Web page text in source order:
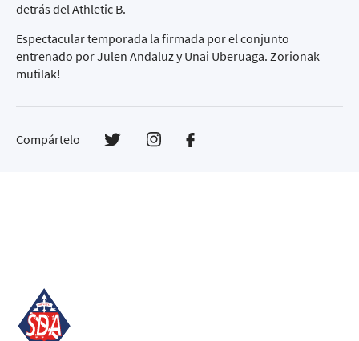
detrás del Athletic B.
Espectacular temporada la firmada por el conjunto
entrenado por Julen Andaluz y Unai Uberuaga. Zorionak
mutilak!
Compártelo